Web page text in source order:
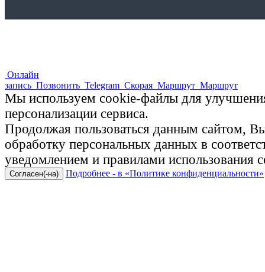
Онлайн
запись Позвонить Telegram Скорая Маршрут Маршрут
Мы используем cookie-файлы для
персонализации сервиса.
Продолжая пользоваться данным сайтом, Вы
обработку персональных данных в
уведомлением и правилами использования
Согласен(-на) Подробнее - в «Политике конфиденциальности»